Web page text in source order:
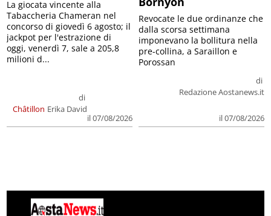
Châtillon
di
Erika David
il 07/08/2026
La giocata vincente alla
Tabaccheria Chameran nel
concorso di giovedì 6 agosto; il
jackpot per l'estrazione di
oggi, venerdì 7, sale a 205,8
milioni d...
di
Redazione Aostanews.it
il 07/08/2026
Revocate le due ordinanze che
dalla scorsa settimana
imponevano la bollitura nella
pre-collina, a Saraillon e
Porossan